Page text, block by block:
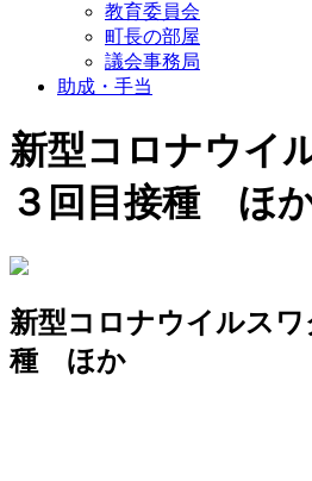
教育委員会
町長の部屋
議会事務局
助成・手当
新型コロナウイ
３回目接種 ほ
新型コロナウイルス
種 ほか